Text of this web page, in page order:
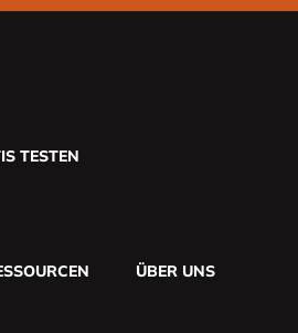
TESTEN
ÜBER UNS